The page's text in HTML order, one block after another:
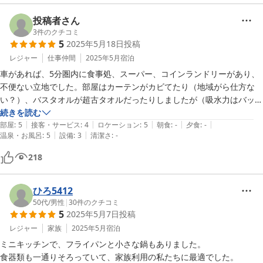
て頂きます。
投稿者さん
3件のクチコミ
5 2025年5月18日投稿
レジャー 仕事仲間 2025年5月宿泊
車があれば、5分圏内に食事処、スーパー、コインランドリーがあり、
不便ない立地でした。部屋はカーテンがカビてたり（地域がら仕方な
い？）、バスタオルが超古タオルだったりしましたが（吸水力はバッチ
リ）登山用だと思えば、充分でした。雨で濡れた登山道具を乾かすハン
ガーや物干し等も完備されていてとても利用しやすかったです。あと
は、扇風機があれば、尚良いと思いました。
続きを読む
部屋: 5 | 接客・サービス: 4 | ロケーション: 5 | 朝食: - | 夕食: - |
温泉・お風呂: 5 | 設備: 3 | 清潔さ: -
218
ひろ5412
50代/男性 |30件のクチコミ
5 2025年5月7日投稿
レジャー 家族 2025年5月宿泊
ミニキッチンで、フライパンと小さな鍋もありました。
食器類も一通りそろっていて、家族利用の私たちに最適でした。